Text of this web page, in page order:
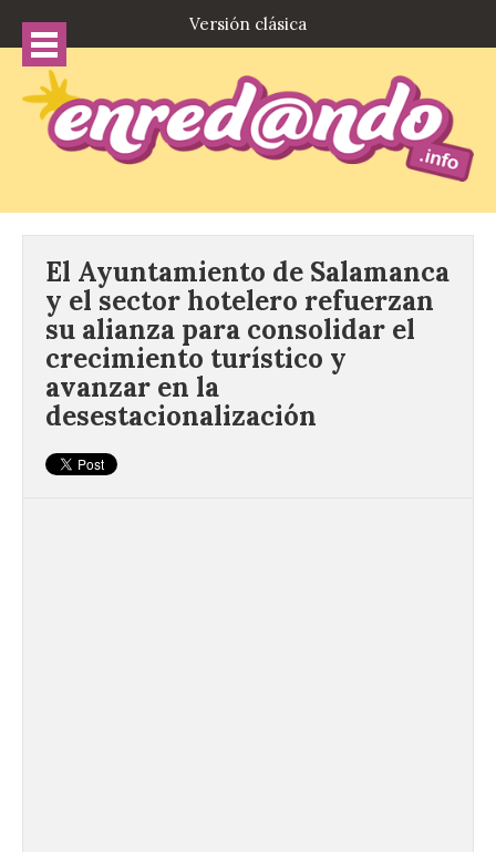
Versión clásica
El Ayuntamiento de Salamanca
y el sector hotelero refuerzan
su alianza para consolidar el
crecimiento turístico y
avanzar en la
desestacionalización